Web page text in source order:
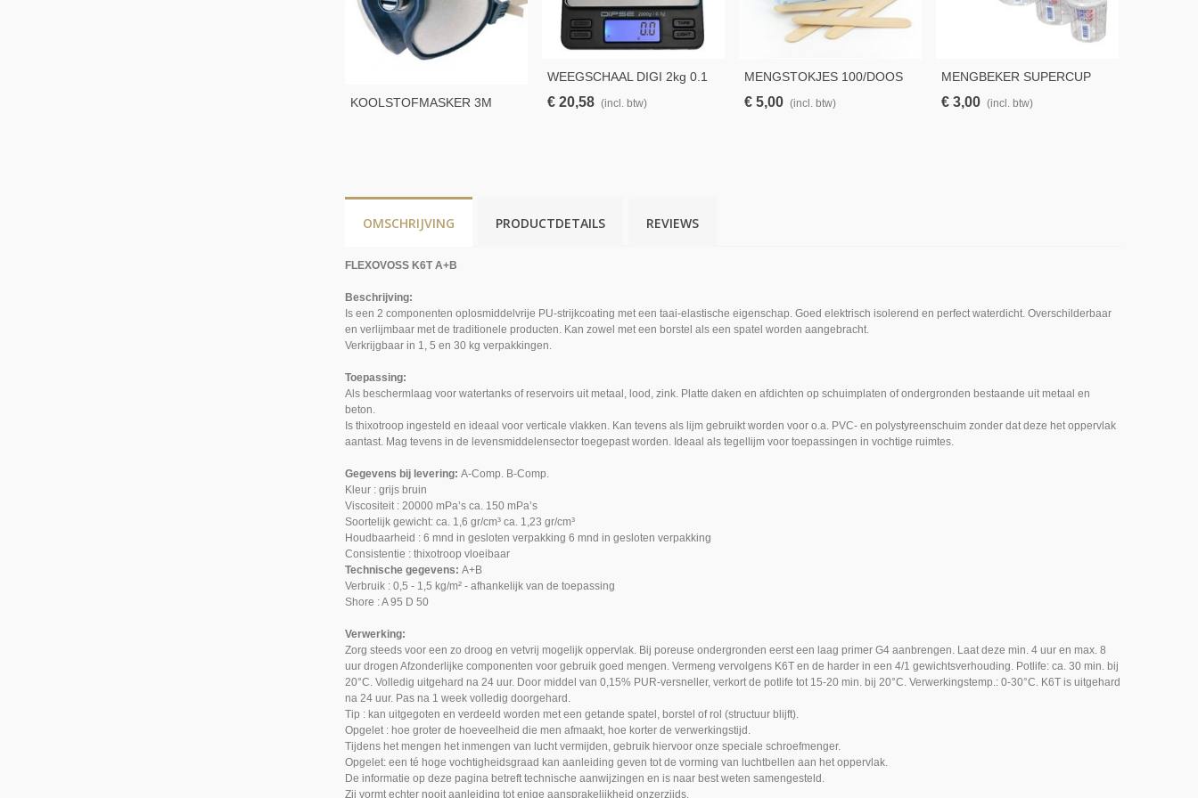
KOOLSTOFMASKER 3M
WEEGSCHAAL DIGI 2kg 0.1
Nauwk
€ 20,58 (incl. btw)
MENGSTOKJES 100/DOOS
€ 5,00 (incl. btw)
MENGBEKER SUPERCUP
1900ML
€ 3,00 (incl. btw)
OMSCHRIJVING PRODUCTDETAILS REVIEWS
FLEXOVOSS K6T A+B
Beschrijving:
Is een 2 componenten oplosmiddelvrije PU-strijkcoating met een taai-elastische eigenschap. Goed elektrisch isolerend en perfect waterdicht. Overschilderbaar
en verlijmbaar met de traditionele producten. Kan zowel met een borstel als een spatel worden aangebracht.
Verkrijgbaar in 1, 5 en 30 kg verpakkingen.
Toepassing:
Als beschermlaag voor watertanks of reservoirs uit metaal, lood, zink. Platte daken en afdichten op schuimplaten of ondergronden bestaande uit metaal en
beton.
Is thixotroop ingesteld en ideaal voor verticale vlakken. Kan tevens als lijm gebruikt worden voor o.a. PVC- en polystyreenschuim zonder dat deze het oppervlak
aantast. Mag tevens in de levensmiddelensector toegepast worden. Ideaal als tegellijm voor toepassingen in vochtige ruimtes.
Gegevens bij levering: A-Comp. B-Comp.
Kleur : grijs bruin
Viscositeit : 20000 mPa’s ca. 150 mPa’s
Soortelijk gewicht: ca. 1,6 gr/cm³ ca. 1,23 gr/cm³
Houdbaarheid : 6 mnd in gesloten verpakking 6 mnd in gesloten verpakking
Consistentie : thixotroop vloeibaar
Technische gegevens: A+B
Verbruik : 0,5 - 1,5 kg/m² - afhankelijk van de toepassing
Shore : A 95 D 50
Verwerking:
Zorg steeds voor een zo droog en vetvrij mogelijk oppervlak. Bij poreuse ondergronden eerst een laag primer G4 aanbrengen. Laat deze min. 4 uur en max. 8
uur drogen Afzonderlijke componenten voor gebruik goed mengen. Vermeng vervolgens K6T en de harder in een 4/1 gewichtsverhouding. Potlife: ca. 30 min. bij
20°C. Volledig uitgehard na 24 uur. Door middel van 0,15% PUR-versneller, verkort de potlife tot 15-20 min. bij 20°C. Verwerkingstemp.: 0-30°C. K6T is uitgehard
na 24 uur. Pas na 1 week volledig doorgehard.
Tip : kan uitgegoten en verdeeld worden met een getande spatel, borstel of rol (structuur blijft).
Opgelet : hoe groter de hoeveelheid die men afmaakt, hoe korter de verwerkingstijd.
Tijdens het mengen het inmengen van lucht vermijden, gebruik hiervoor onze speciale schroefmenger.
Opgelet: een té hoge vochtigheidsgraad kan aanleiding geven tot de vorming van luchtbellen aan het oppervlak.
De informatie op deze pagina betreft technische aanwijzingen en is naar best weten samengesteld.
Zij vormt echter nooit aanleiding tot enige aansprakelijkheid onzerzijds.